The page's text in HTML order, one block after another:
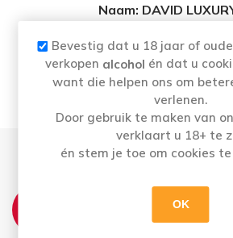
Naam: DAVID
Categorie: Gin
Alcoholpercentage:
THUISLEVERING:
Bevestig dat u 18 jaar of
verkopen alcohol én dat u
want die helpen ons om
verlenen.
Door gebruik te maken van
verklaart u 18+ te
én stem je toe om cookies
OK